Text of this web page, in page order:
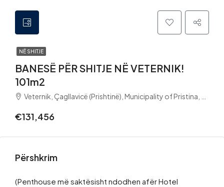
NË SHITJE
BANESË PËR SHITJE NË VETERNIK!
101m2
Veternik, Çagllavicë (Prishtinë), Municipality of Pristina, District of Prishtina, 10100, Kosovo
€131,456
Përshkrim
(Penthouse më saktësisht ndodhen afër Hotel